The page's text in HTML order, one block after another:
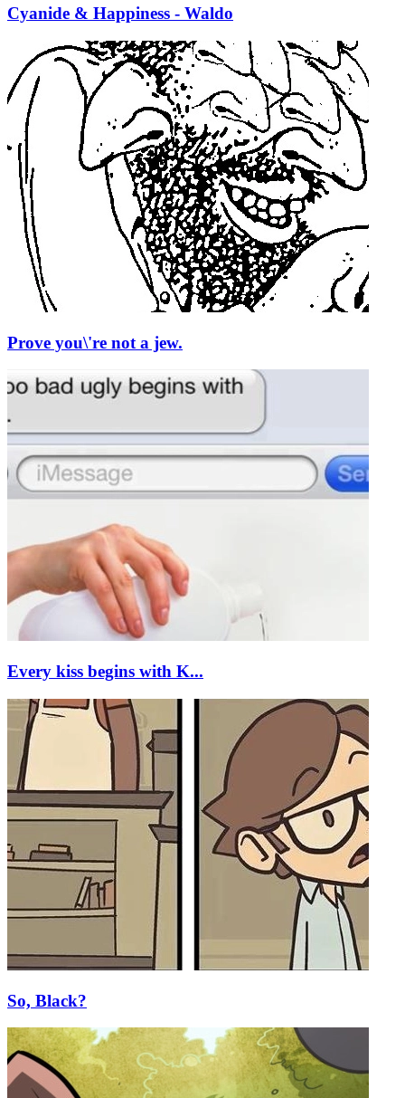
Cyanide & Happiness - Waldo
Prove you\'re not a jew.
Every kiss begins with K...
So, Black?